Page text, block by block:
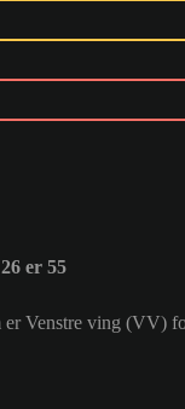
er 55
Venstre ving (VV)